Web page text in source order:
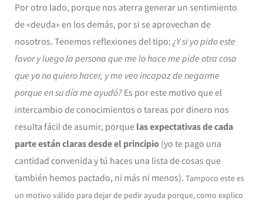
Por otro lado, porque nos aterra generar un sentimiento
de «deuda» en los demás, por si se aprovechan de
nosotros. Tenemos reflexiones del tipo: ¿Y si yo pido este
favor y luego la persona que me lo hace me pide otra cosa
que yo no quiero hacer, y me veo incapaz de negarme
porque en su día me ayudó? Es por este motivo que el
intercambio de conocimientos o tareas por dinero nos
resulta fácil de asumir, porque las expectativas de cada
parte están claras desde el principio (yo te pago una
cantidad convenida y tú haces una lista de cosas que
también hemos pactado, ni más ni menos). Tampoco este es
un motivo válido para dejar de pedir ayuda porque, como explico